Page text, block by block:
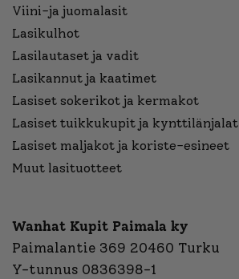
Viini-ja juomalasit
Lasikulhot
Lasilautaset ja vadit
Lasikannut ja kaatimet
Lasiset sokerikot ja kermakot
Lasiset tuikkukupit ja kynttilänjalat
Lasiset maljakot ja koriste-esineet
Muut lasituotteet
Wanhat Kupit Paimala ky
Paimalantie 369 20460 Turku
Y-tunnus 0836398-1